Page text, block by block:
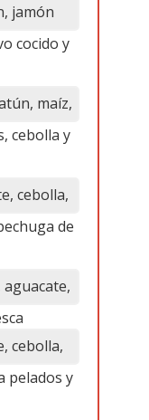
jamón
cocido y
maíz,
cebolla y
cebolla,
de
cebolla,
pelados y